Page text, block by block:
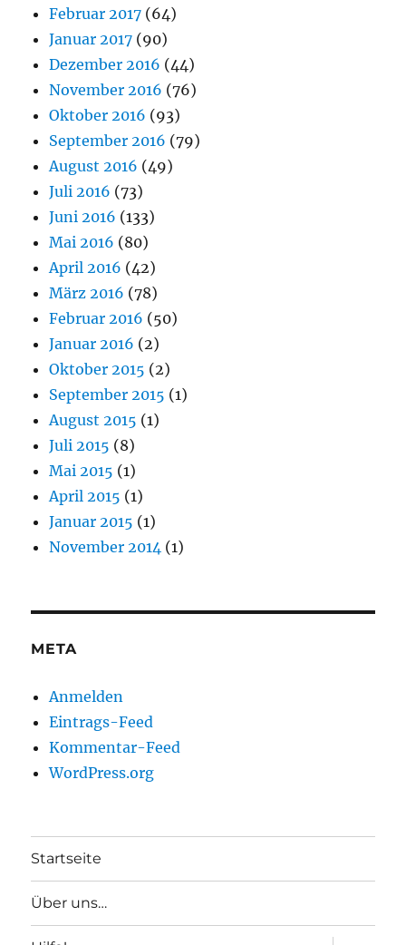
Februar 2017 (64)
Januar 2017 (90)
Dezember 2016 (44)
November 2016 (76)
Oktober 2016 (93)
September 2016 (79)
August 2016 (49)
Juli 2016 (73)
Juni 2016 (133)
Mai 2016 (80)
April 2016 (42)
März 2016 (78)
Februar 2016 (50)
Januar 2016 (2)
Oktober 2015 (2)
September 2015 (1)
August 2015 (1)
Juli 2015 (8)
Mai 2015 (1)
April 2015 (1)
Januar 2015 (1)
November 2014 (1)
META
Anmelden
Eintrags-Feed
Kommentar-Feed
WordPress.org
Startseite
Über uns…